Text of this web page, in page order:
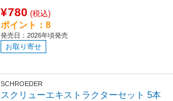
¥780 (税込)
ポイント：8
発売日：2026年頃発売
お取り寄せ
SCHROEDER
スクリューエキストラクターセット 5本